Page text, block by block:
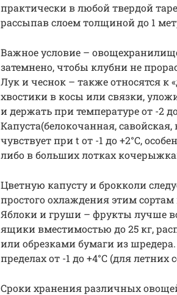
практически в любой твердой
рассыпав слоем толщиной до 1
Важное условие –
затемнено, чтобы клубни не
Лук и чеснок – также относятся к
хвостики в косы или связки,
и держать при температуре от -2
Капуста(белокочанная,
чувствует при t от -1 до +2°С,
либо в больших лотках
Цветную капусту и брокколи
простого охлаждения этим
Яблоки и груши – фрукты лучше
ящики вместимостью до 25 кг,
или обрезками бумаги из
пределах от -1 до +4°С (для
Сроки хранения различных